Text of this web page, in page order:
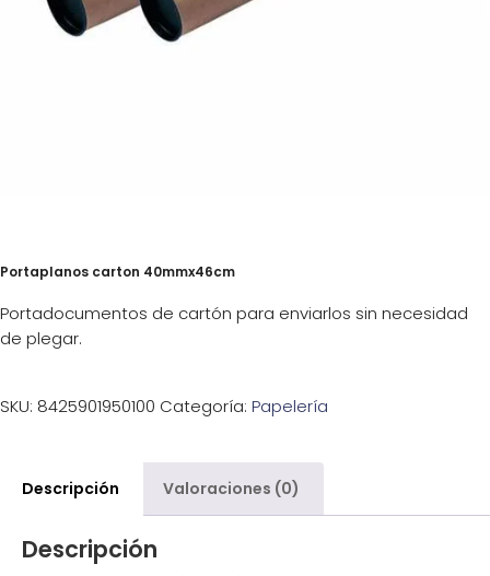
¡Imprimir!
Portaplanos carton 40mmx46cm
Portadocumentos de cartón para enviarlos sin necesidad
de plegar.
SKU: 8425901950100 Categoría: Papelería
Descripción Valoraciones (0)
Descripción